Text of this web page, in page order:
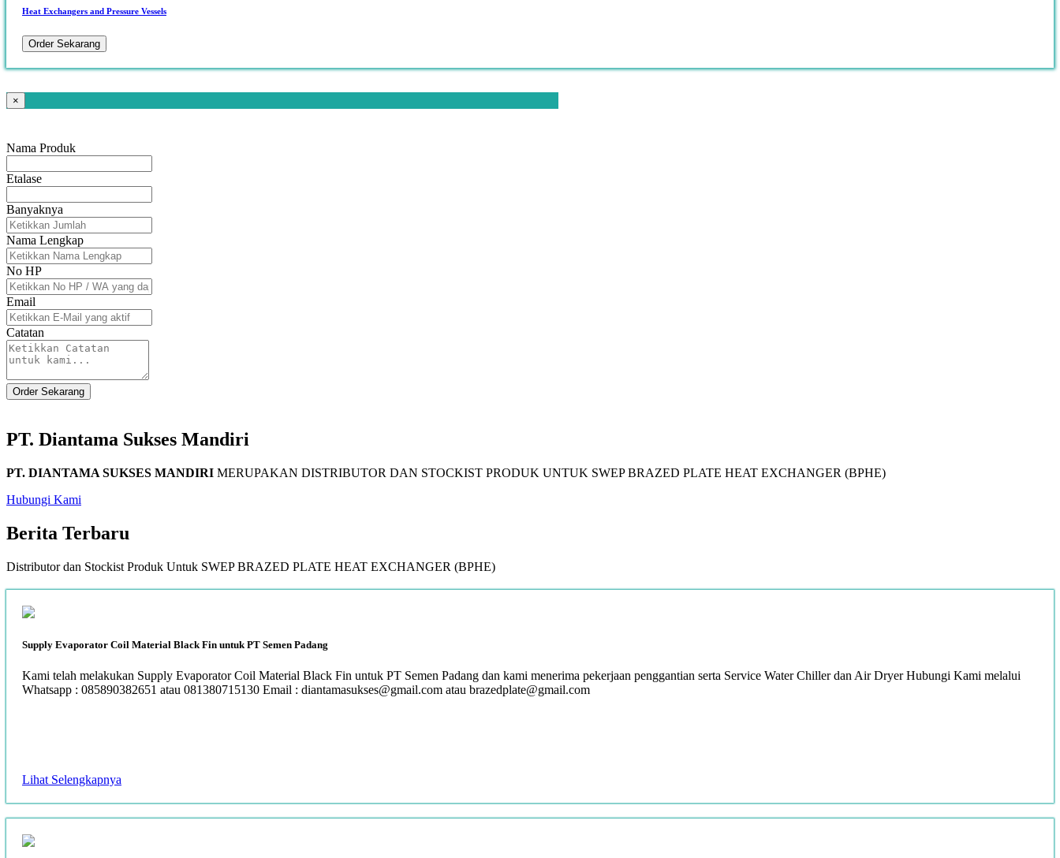
Heat Exchangers and Pressure Vessels
Order Sekarang
×
Nama Produk
Etalase
Banyaknya
Nama Lengkap
No HP
Email
Catatan
Order Sekarang
PT. Diantama Sukses Mandiri
PT. DIANTAMA SUKSES MANDIRI MERUPAKAN DISTRIBUTOR DAN STOCKIST PRODUK UNTUK SWEP BRAZED PLATE HEAT EXCHANGER (BPHE)
Hubungi Kami
Berita Terbaru
Distributor dan Stockist Produk Untuk SWEP BRAZED PLATE HEAT EXCHANGER (BPHE)
Supply Evaporator Coil Material Black Fin untuk PT Semen Padang
Kami telah melakukan Supply Evaporator Coil Material Black Fin untuk PT Semen Padang dan kami menerima pekerjaan penggantian serta Service Water Chiller dan Air Dryer Hubungi Kami melalui
Whatsapp : 085890382651 atau 081380715130 Email : diantamasukses@gmail.com atau brazedplate@gmail.com
Lihat Selengkapnya